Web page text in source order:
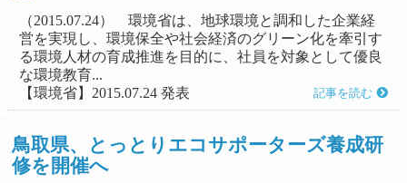
（2015.07.24） 環境省は、地球環境と調和した企業経
営を実現し、環境保全や社会経済のグリーン化を牽引す
る環境人材の育成推進を目的に、社員を対象として優良
な環境教育...
【環境省】2015.07.24 発表
記事を読む
鳥取県、とっとりエコサポーターズ養成研
修を開催へ